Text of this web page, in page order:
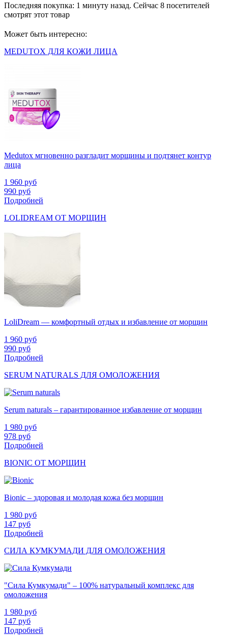
Последняя покупка: 1 минуту назад. Сейчас 8 посетителей
смотрят этот товар
Может быть интересно:
MEDUTOX ДЛЯ КОЖИ ЛИЦА
Medutox мгновенно разгладит морщины и подтянет контур
лица
1 960 руб
990 руб
Подробней
LOLIDREAM ОТ МОРЩИН
LoliDream — комфортный отдых и избавление от морщин
1 960 руб
990 руб
Подробней
SERUM NATURALS ДЛЯ ОМОЛОЖЕНИЯ
Serum naturals – гарантированное избавление от морщин
1 980 руб
978 руб
Подробней
BIONIC ОТ МОРЩИН
Bionic – здоровая и молодая кожа без морщин
1 980 руб
147 руб
Подробней
СИЛА КУМКУМАДИ ДЛЯ ОМОЛОЖЕНИЯ
"Сила Кумкумади" – 100% натуральный комплекс для
омоложения
1 980 руб
147 руб
Подробней